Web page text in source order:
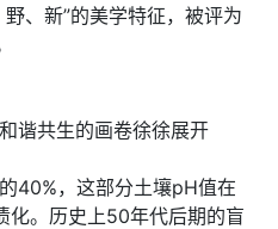
、新”的美学特征，被评为
谐共生的画卷徐徐展开
40%，这部分土壤pH值在
化。历史上50年代后期的盲